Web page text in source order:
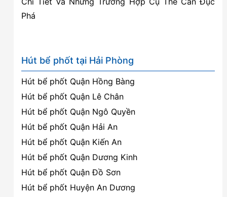
Phá
Hút bể phốt tại Hải Phòng
Hút bể phốt Quận Hồng Bàng
Hút bể phốt Quận Lê Chân
Hút bể phốt Quận Ngô Quyền
Hút bể phốt Quận Hải An
Hút bể phốt Quận Kiến An
Hút bể phốt Quận Dương Kinh
Hút bể phốt Quận Đồ Sơn
Hút bể phốt Huyện An Dương